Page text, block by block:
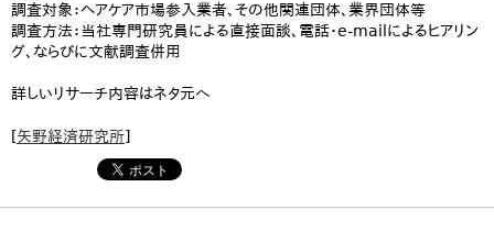
調査対象：ヘアケア市場参入業者、その他関連団体、業界団体等
調査方法：当社専門研究員による直接面談、電話・e-mailによるヒアリン
グ、ならびに文献調査併用
詳しいリサーチ内容はネタ元へ
[矢野経済研究所]